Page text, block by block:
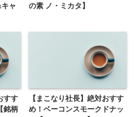
ャ
の素 ノ・ミカタ】
すす
銘柄
【まこなり社長】絶対おすす
め！ベーコンスモークドナッ